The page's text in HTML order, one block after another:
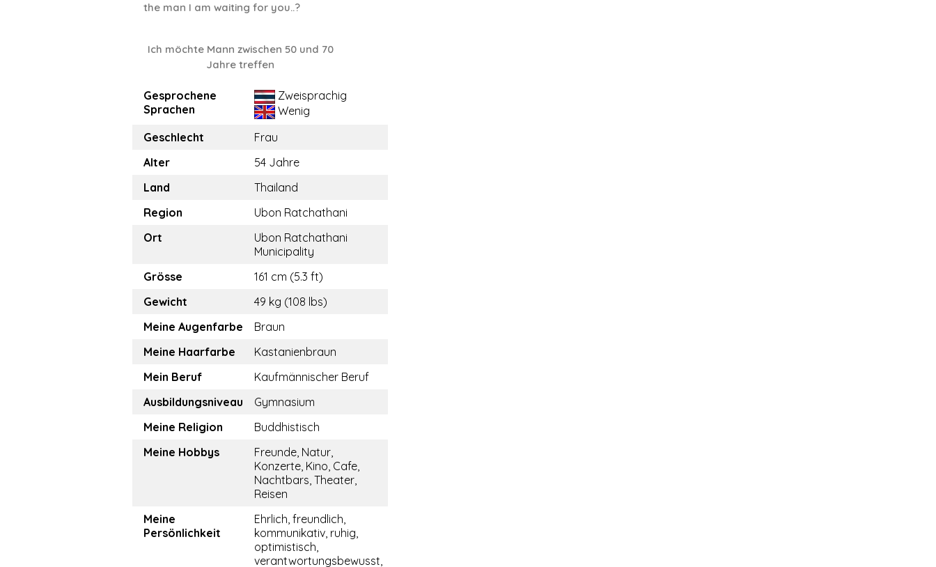
the man I am waiting for you..?
Ich möchte Mann zwischen 50 und 70
Jahre treffen
Gesprochene
Sprachen
Zweisprachig
Wenig
Geschlecht
Frau
Alter
54 Jahre
Land
Thailand
Region
Ubon Ratchathani
Ort
Ubon Ratchathani
Municipality
Grösse
161 cm (5.3 ft)
Gewicht
49 kg (108 lbs)
Meine Augenfarbe
Braun
Meine Haarfarbe
Kastanienbraun
Mein Beruf
Kaufmännischer Beruf
Ausbildungsniveau
Gymnasium
Meine Religion
Buddhistisch
Meine Hobbys
Freunde, Natur,
Konzerte, Kino, Cafe,
Nachtbars, Theater,
Reisen
Meine
Persönlichkeit
Ehrlich, freundlich,
kommunikativ, ruhig,
optimistisch,
verantwortungsbewusst,